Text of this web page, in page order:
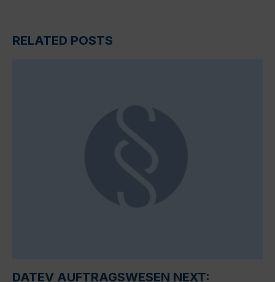
RELATED POSTS
DATEV AUFTRAGSWESEN NEXT: